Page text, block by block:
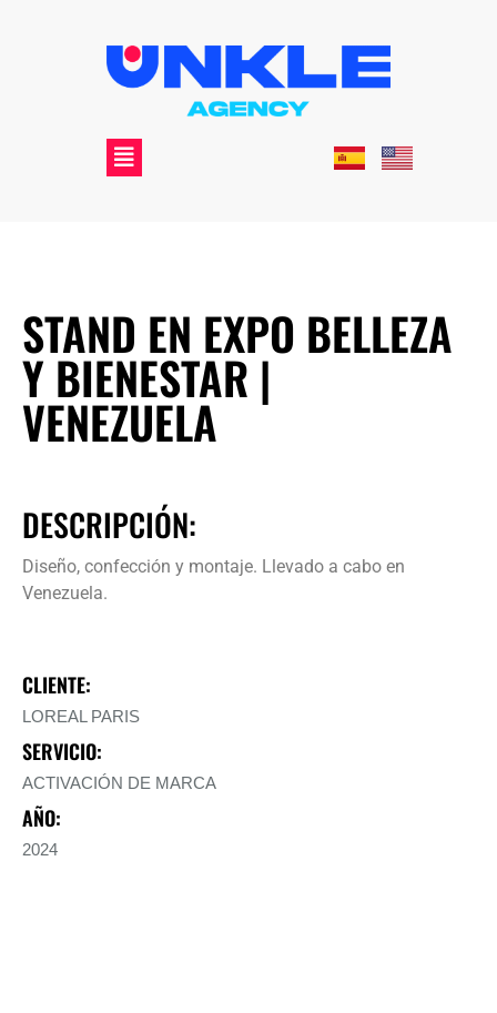
STAND EN EXPO BELLEZA
Y BIENESTAR |
VENEZUELA
DESCRIPCIÓN:
Diseño, confección y montaje. Llevado a cabo en
Venezuela.
CLIENTE:
LOREAL PARIS
SERVICIO:
ACTIVACIÓN DE MARCA
AÑO:
2024